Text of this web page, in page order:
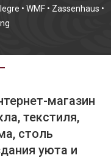
• WMF • Zassenhaus •
магазин
текстиля,
столь
уюта и